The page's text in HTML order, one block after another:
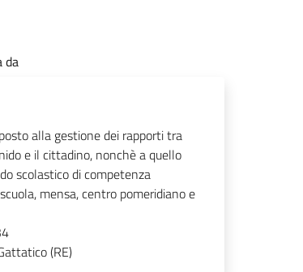
da
alla gestione dei rapporti tra
e il cittadino, nonchè a quello
scolastico di competenza
mensa, centro pomeridiano e
(RE)